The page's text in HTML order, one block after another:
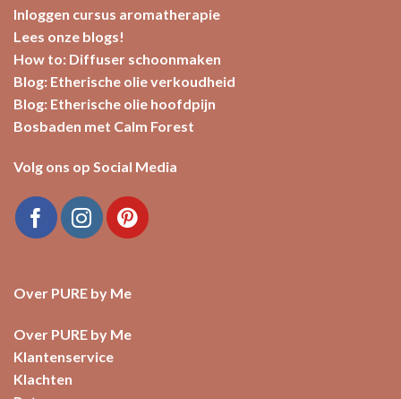
Inloggen cursus aromatherapie
Lees onze blogs!
How to: Diffuser schoonmaken
Blog: Etherische olie verkoudheid
Blog: Etherische olie hoofdpijn
Bosbaden met Calm Forest
Volg ons op Social Media
Over PURE by Me
Over PURE by Me
Klantenservice
Klachten